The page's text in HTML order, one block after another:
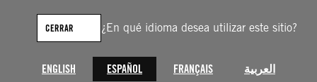
¿En qué idioma desea utilizar este sitio?
ENGLISH ESPAÑOL FRANÇAIS
العربية
CERRAR
contenido